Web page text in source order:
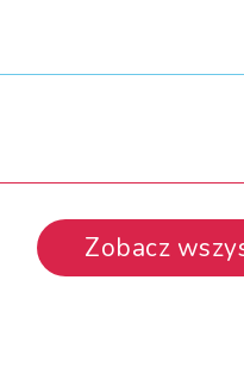
Zobacz